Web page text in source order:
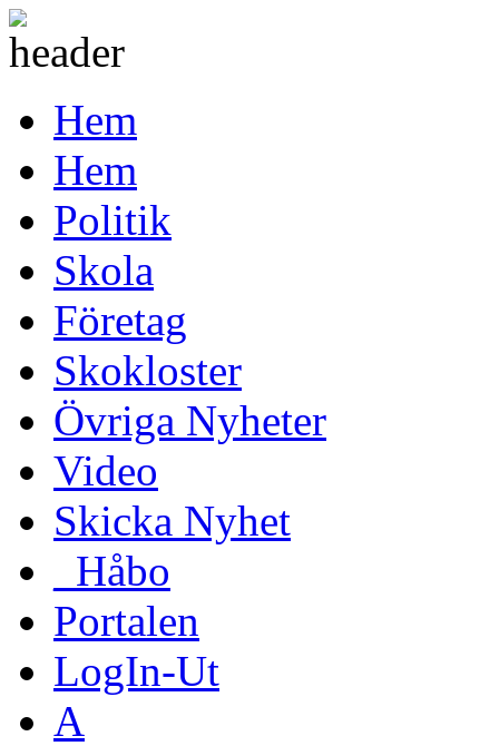
Hem
Hem
Politik
Skola
Företag
Skokloster
Övriga Nyheter
Video
Skicka Nyhet
_Håbo
Portalen
LogIn-Ut
A